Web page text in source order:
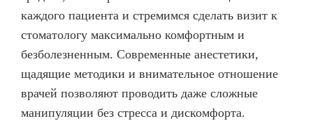
каждого пациента и стремимся сделать визит к
стоматологу максимально комфортным и
безболезненным. Современные анестетики,
щадящие методики и внимательное отношение
врачей позволяют проводить даже сложные
манипуляции без стресса и дискомфорта.